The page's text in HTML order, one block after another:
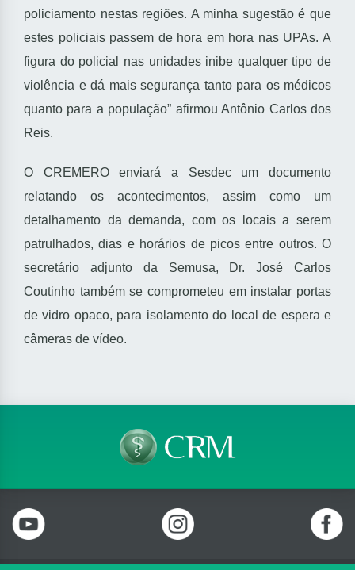
policiamento nestas regiões. A minha sugestão é que
estes policiais passem de hora em hora nas UPAs. A
figura do policial nas unidades inibe qualquer tipo de
violência e dá mais segurança tanto para os médicos
quanto para a população” afirmou Antônio Carlos dos
Reis.
O CREMERO enviará a Sesdec um documento
relatando os acontecimentos, assim como um
detalhamento da demanda, com os locais a serem
patrulhados, dias e horários de picos entre outros. O
secretário adjunto da Semusa, Dr. José Carlos
Coutinho também se comprometeu em instalar portas
de vidro opaco, para isolamento do local de espera e
câmeras de vídeo.